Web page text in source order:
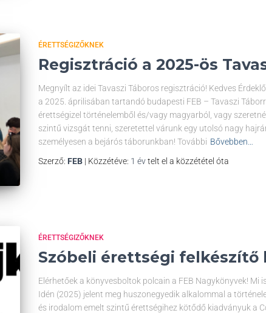
ÉRETTSÉGIZŐKNEK
Regisztráció a 2025-ös
Megnyílt az idei Tavaszi Táboros regisztráció! Kedves
a 2025. áprilisában tartandó budapesti FEB – Tavaszi
érettségizel történelemből és/vagy magyarból, vagy
szintű vizsgát tenni, szeretettel várunk egy utolsó nagy
személyesen a bejárós táborunkban! További Bővebben…
Szerző: FEB| Közzétéve: 1 évtelt el a közzététel óta
ÉRETTSÉGIZŐKNEK
Szóbeli érettségi felkészítő
Elérhetőek a könyvesboltok polcain a FEB Nagykönyvek! Mi
Idén (2025) jelent meg huszonegyedik alkalommal a
és irodalom emelt szintű érettségihez kötődő kiadványuk a